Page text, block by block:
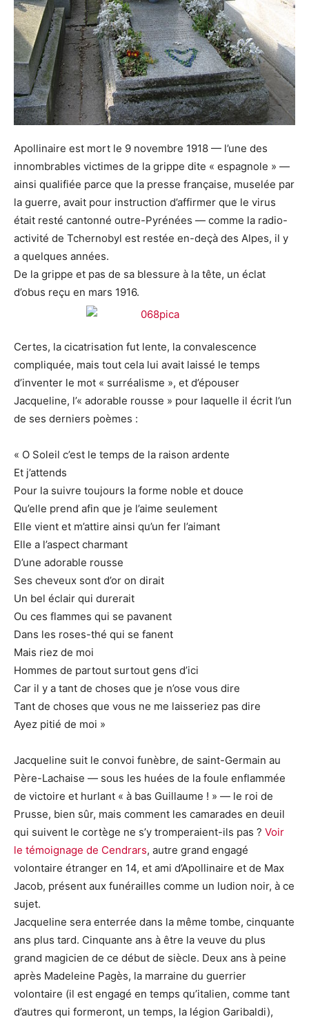
Apollinaire est mort le 9 novembre 1918 — l’une des
innombrables victimes de la grippe dite « espagnole » —
ainsi qualifiée parce que la presse française, muselée par
la guerre, avait pour instruction d’affirmer que le virus
était resté cantonné outre-Pyrénées — comme la radio-
activité de Tchernobyl est restée en-deçà des Alpes, il y
a quelques années.
De la grippe et pas de sa blessure à la tête, un éclat
d’obus reçu en mars 1916.
Certes, la cicatrisation fut lente, la convalescence
compliquée, mais tout cela lui avait laissé le temps
d’inventer le mot « surréalisme », et d’épouser
Jacqueline, l’« adorable rousse » pour laquelle il écrit l’un
de ses derniers poèmes :
« O Soleil c’est le temps de la raison ardente
Et j’attends
Pour la suivre toujours la forme noble et douce
Qu’elle prend afin que je l’aime seulement
Elle vient et m’attire ainsi qu’un fer l’aimant
Elle a l’aspect charmant
D’une adorable rousse
Ses cheveux sont d’or on dirait
Un bel éclair qui durerait
Ou ces flammes qui se pavanent
Dans les roses-thé qui se fanent
Mais riez de moi
Hommes de partout surtout gens d’ici
Car il y a tant de choses que je n’ose vous dire
Tant de choses que vous ne me laisseriez pas dire
Ayez pitié de moi »
Jacqueline suit le convoi funèbre, de saint-Germain au
Père-Lachaise — sous les huées de la foule enflammée
de victoire et hurlant « à bas Guillaume ! » — le roi de
Prusse, bien sûr, mais comment les camarades en deuil
qui suivent le cortège ne s’y tromperaient-ils pas ? Voir
le témoignage de Cendrars, autre grand engagé
volontaire étranger en 14, et ami d’Apollinaire et de Max
Jacob, présent aux funérailles comme un ludion noir, à ce
sujet.
Jacqueline sera enterrée dans la même tombe, cinquante
ans plus tard. Cinquante ans à être la veuve du plus
grand magicien de ce début de siècle. Deux ans à peine
après Madeleine Pagès, la marraine du guerrier
volontaire (il est engagé en temps qu’italien, comme tant
d’autres qui formeront, un temps, la légion Garibaldi),